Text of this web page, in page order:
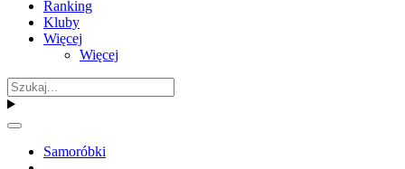
Ranking
Kluby
Więcej
Więcej
Samoróbki